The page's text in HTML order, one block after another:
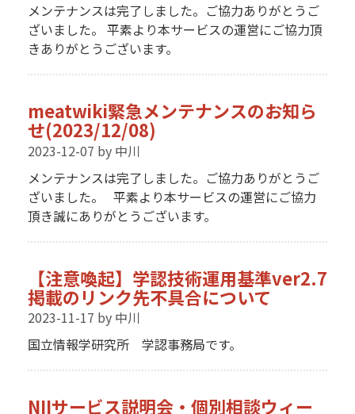
メンテナンスは完了しました。ご協力ありがとうご
ざいました。 平素より本サービスの運営にご協力頂
きありがとうございます。
meatwiki緊急メンテナンスのお知ら
せ(2023/12/08)
2023-12-07 by 中川
メンテナンスは完了しました。ご協力ありがとうご
ざいました。 平素より本サービスの運営にご協力
頂き誠にありがとうございます。
【注意喚起】学認技術運用基準ver2.7
掲載のリンク先不具合について
2023-11-17 by 中川
国立情報学研究所 学認事務局です。
NIIサービス説明会・個別相談ウィー